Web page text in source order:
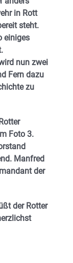
in Rott
steht.
einiges
nun zwei
Fern dazu
zu
Foto 3.
Manfred
der
der Rotter